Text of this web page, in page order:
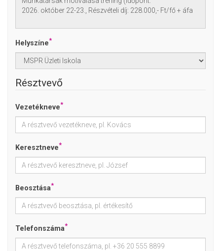
Helyszíne*
Résztvevő
Vezetékneve*
Keresztneve*
Beosztása*
Telefonszáma*